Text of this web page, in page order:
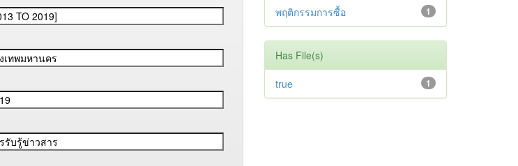
1
พฤติกรรมการซื้อ
Has File(s)
1
true